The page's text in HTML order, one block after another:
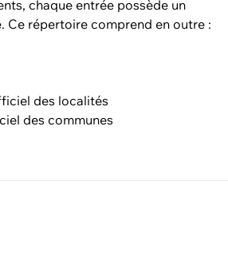
chaque entrée possède un
Ce répertoire comprend en outre :
des localités
des communes